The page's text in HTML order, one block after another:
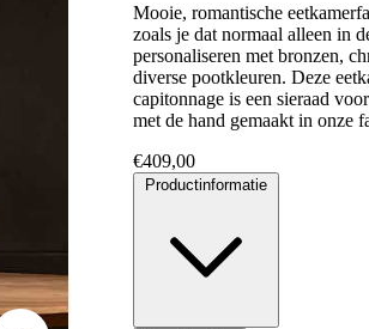
Mooie, romantische
zoals je dat normaal alleen in
personaliseren met bronzen,
diverse pootkleuren. Deze
capitonnage is een sieraad
met de hand gemaakt in onze
€409,00
Productinformatie